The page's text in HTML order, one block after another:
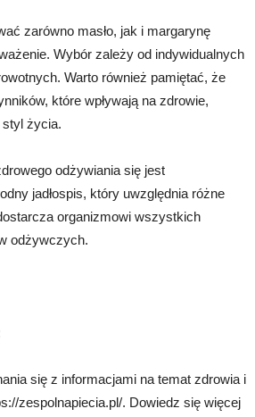
zarówno masło, jak i margarynę
Wybór zależy od indywidualnych
Warto również pamiętać, że
które wpływają na zdrowie,
styl życia.
odżywiania się jest
jadłospis, który uwzględnia różne
organizmowi wszystkich
odżywczych.
się z informacjami na temat zdrowia i
zespolnapiecia.pl/. Dowiedz się więcej